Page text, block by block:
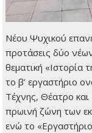
Νέου Ψυχικού
προτάσεις δύο
θεματική «Ιστορία
το β’ εργαστήριο
Τέχνης, Θέατρο
πρωινή ζώνη των
ενώ το